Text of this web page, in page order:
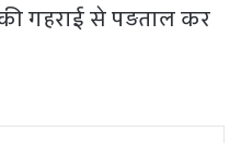
गहराई से पड़ताल कर